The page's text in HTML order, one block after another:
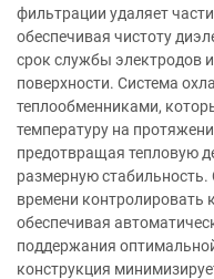
фильтрации удаляет
обеспечивая чистоту
срок службы электродов
поверхности. Система
теплообменниками,
температуру на
предотвращая тепловую
размерную
времени контролировать
обеспечивая
поддержания
конструкция